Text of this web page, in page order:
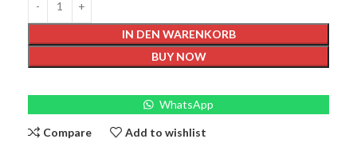
IN DEN WARENKORB
BUY NOW
WhatsApp
Compare Add to wishlist